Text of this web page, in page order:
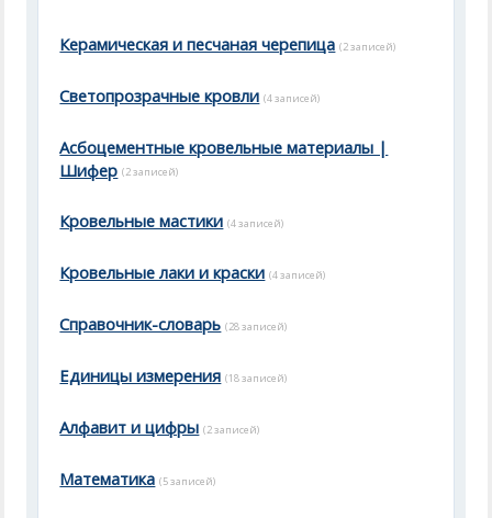
Керамическая и песчаная черепица (2 записей)
Светопрозрачные кровли (4 записей)
Асбоцементные кровельные материалы |
Шифер (2 записей)
Кровельные мастики (4 записей)
Кровельные лаки и краски (4 записей)
Справочник-словарь (28 записей)
Единицы измерения (18 записей)
Алфавит и цифры (2 записей)
Математика (5 записей)